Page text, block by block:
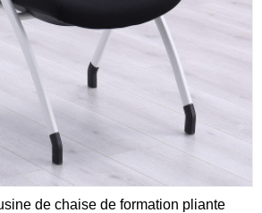
de chaise de formation pliante